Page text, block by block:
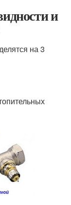
и
на 3